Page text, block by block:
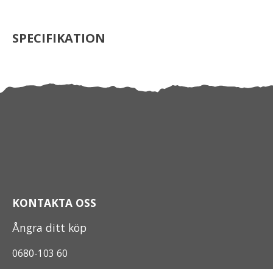
SPECIFIKATION
KONTAKTA OSS
Ångra ditt köp
0680-103 60